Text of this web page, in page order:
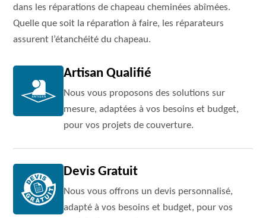
dans les réparations de chapeau cheminées abîmées.
Quelle que soit la réparation à faire, les réparateurs
assurent l’étanchéité du chapeau.
Artisan Qualifié
Nous vous proposons des solutions sur
mesure, adaptées à vos besoins et budget,
pour vos projets de couverture.
Devis Gratuit
Nous vous offrons un devis personnalisé,
adapté à vos besoins et budget, pour vos